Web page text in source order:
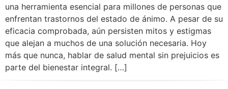
una herramienta esencial para millones de personas que
enfrentan trastornos del estado de ánimo. A pesar de su
eficacia comprobada, aún persisten mitos y estigmas
que alejan a muchos de una solución necesaria. Hoy
más que nunca, hablar de salud mental sin prejuicios es
parte del bienestar integral. […]